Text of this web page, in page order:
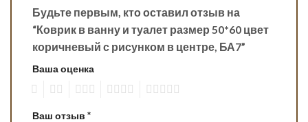
Будьте первым, кто оставил отзыв на
“Коврик в ванну и туалет размер 50*60 цвет
коричневый с рисунком в центре, БА7”
Ваша оценка
Ваш отзыв *